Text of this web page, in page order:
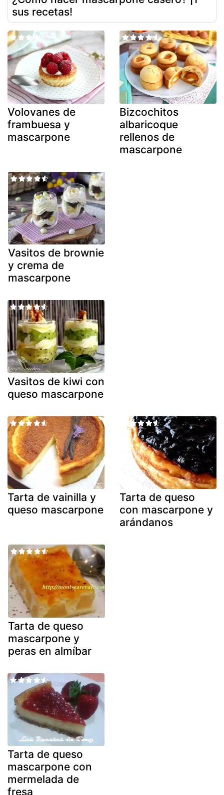
sus recetas!
Volovanes de
frambuesa y
mascarpone
Bizcochitos
albaricoque
rellenos de
mascarpone
Vasitos de brownie
y crema de
mascarpone
Vasitos de kiwi con
queso mascarpone
Tarta de vainilla y
queso mascarpone
Tarta de queso
con mascarpone y
arándanos
Tarta de queso
mascarpone y
peras en almíbar
Tarta de queso
mascarpone con
mermelada de
fresa